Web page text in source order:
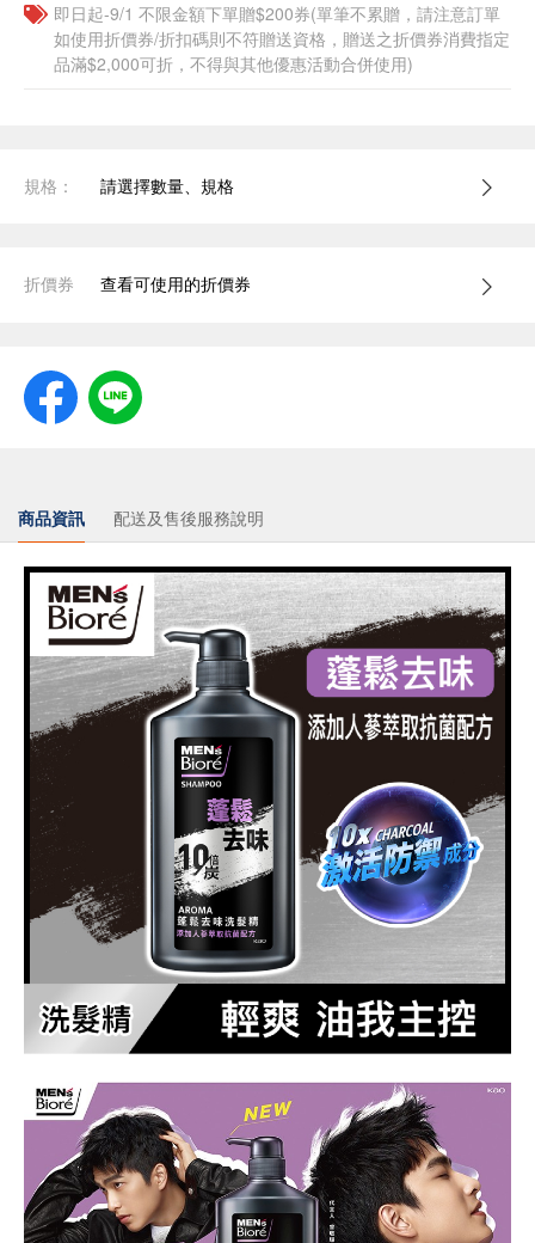
即日起-9/1 不限金額下單贈$200券(單筆不累贈，請注意訂單
如使用折價券/折扣碼則不符贈送資格，贈送之折價券消費指定
品滿$2,000可折，不得與其他優惠活動合併使用)
規格： 請選擇數量、規格
折價券 查看可使用的折價券
商品資訊 配送及售後服務說明